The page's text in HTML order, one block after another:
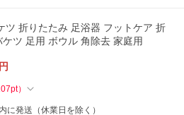
ツ 折りたたみ 足浴器 フットケア 折
ケツ 足用 ボウル 角除去 家庭用
円
pt）
に発送（休業日を除く）